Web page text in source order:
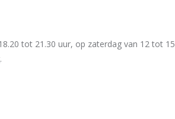
tot 21.30 uur, op zaterdag van 12 tot 15